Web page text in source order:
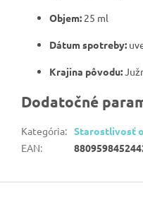
Objem: 25 ml
Dátum spotreby:
Krajina pôvodu:
Dodatočné
Kategória: Starostlivosť
EAN:
Z